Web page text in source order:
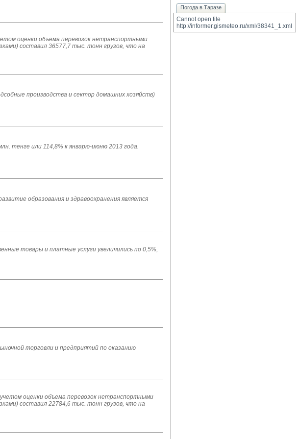
оценки объема перевозок нетранспортными
составил 36577,7 тыс. тонн грузов, что на
производства и сектор домашних хозяйств)
тенге или 114,8% к январю-июню 2013 года.
образования и здравоохранения является
товары и платные услуги увеличились по 0,5%,
торговли и предприятий по оказанию
оценки объема перевозок нетранспортными
составил 22784,6 тыс. тонн грузов, что на
Погода в Таразе
Cannot open file
http://informer.gismeteo.ru/xml/38341_1.xml